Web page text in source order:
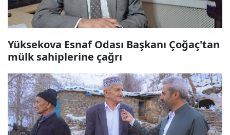
Yüksekova Esnaf Odası Başkanı Çoğaç'tan
mülk sahiplerine çağrı